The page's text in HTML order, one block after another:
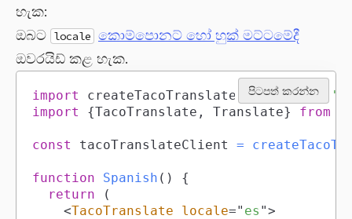
හැක:
ඔබට locale කොම්පොනට් හෝ හුක් මට්ටමේදී
ඔවරයිඩ් කළ හැක.
පිටපත් කරන්න
import createTacoTranslateClient from
import
{TacoTranslate , Translate} from
const tacoTranslateClient =
function Spanish ( )
{
return
(
<TacoTranslate locale=" es ">